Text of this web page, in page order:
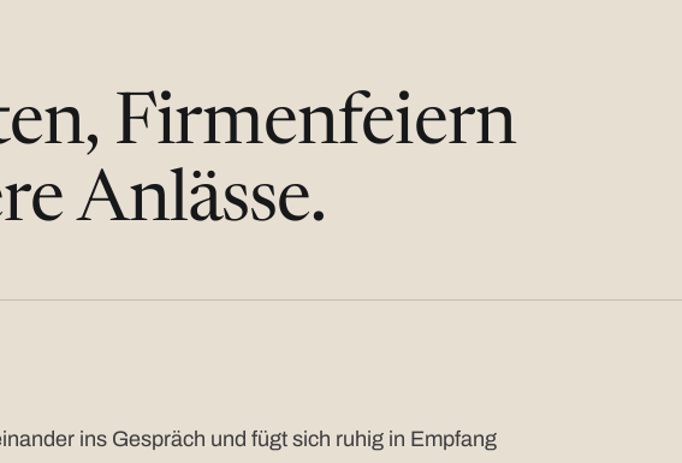
Firmenfeiern
Anlässe.
ins Gespräch und fügt sich ruhig in Empfang